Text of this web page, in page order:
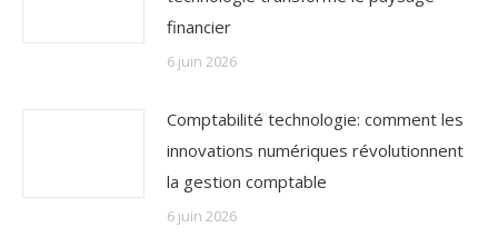
financier
6 juin 2026
Comptabilité technologie: comment les
innovations numériques révolutionnent
la gestion comptable
6 juin 2026